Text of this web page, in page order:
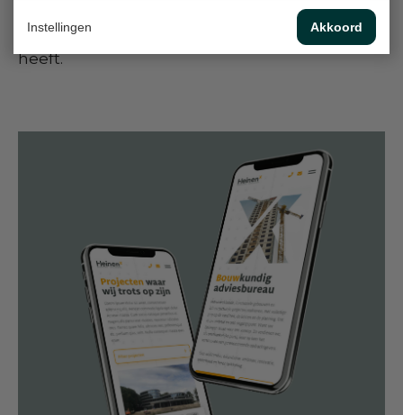
Instellingen Akkoord
de organisatie dezelfde autoriteit gaat claimen
in Google, als de offline autoriteit die het al
heeft.